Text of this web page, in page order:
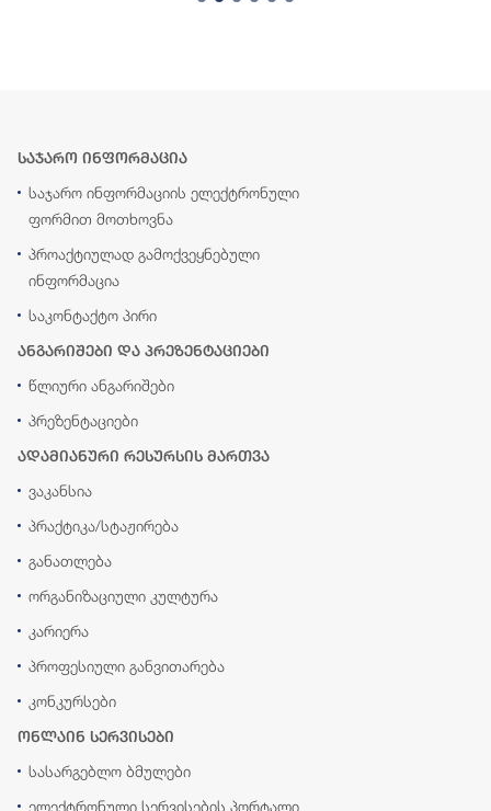
საჯარო ინფორმაცია
საჯარო ინფორმაციის ელექტრონული
ფორმით მოთხოვნა
პროაქტიულად გამოქვეყნებული
ინფორმაცია
საკონტაქტო პირი
ანგარიშები და პრეზენტაციები
წლიური ანგარიშები
პრეზენტაციები
ადამიანური რესურსის მართვა
ვაკანსია
პრაქტიკა/სტაჟირება
განათლება
ორგანიზაციული კულტურა
კარიერა
პროფესიული განვითარება
კონკურსები
ონლაინ სერვისები
სასარგებლო ბმულები
ელექტრონული სერვისების პორტალი